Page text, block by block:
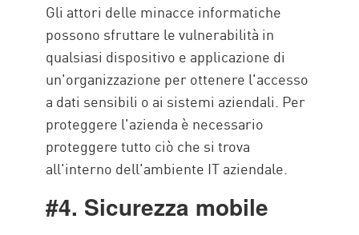
Gli attori delle minacce informatiche
possono sfruttare le vulnerabilità in
qualsiasi dispositivo e applicazione di
un'organizzazione per ottenere l'accesso
a dati sensibili o ai sistemi aziendali. Per
proteggere l'azienda è necessario
proteggere tutto ciò che si trova
all'interno dell'ambiente IT aziendale.
#4. Sicurezza mobile